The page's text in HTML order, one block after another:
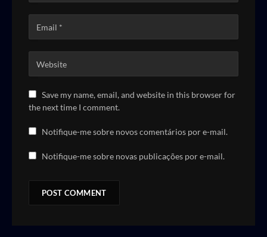
Save my name, email, and website in this browser for
the next time I comment.
Notifique-me sobre novos comentários por e-mail.
Notifique-me sobre novas publicações por e-mail.